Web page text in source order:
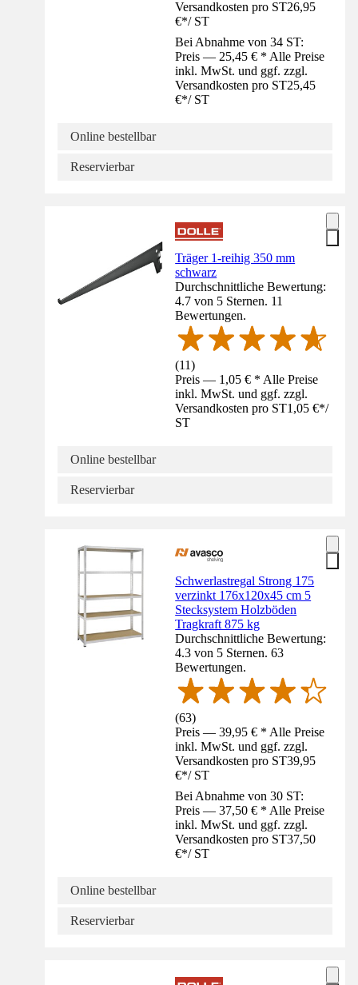
Versandkosten pro ST26,95
€*/ ST
Bei Abnahme von 34 ST:
Preis — 25,45 € * Alle Preise
inkl. MwSt. und ggf. zzgl.
Versandkosten pro ST25,45
€*/ ST
Online bestellbar
Reservierbar
Träger 1-reihig 350 mm
schwarz
Durchschnittliche Bewertung:
4.7 von 5 Sternen. 11
Bewertungen.
(11)
Preis — 1,05 € * Alle Preise
inkl. MwSt. und ggf. zzgl.
Versandkosten pro ST1,05 €*/
ST
Online bestellbar
Reservierbar
Schwerlastregal Strong 175
verzinkt 176x120x45 cm 5
Stecksystem Holzböden
Tragkraft 875 kg
Durchschnittliche Bewertung:
4.3 von 5 Sternen. 63
Bewertungen.
(63)
Preis — 39,95 € * Alle Preise
inkl. MwSt. und ggf. zzgl.
Versandkosten pro ST39,95
€*/ ST
Bei Abnahme von 30 ST:
Preis — 37,50 € * Alle Preise
inkl. MwSt. und ggf. zzgl.
Versandkosten pro ST37,50
€*/ ST
Online bestellbar
Reservierbar